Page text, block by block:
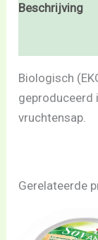
Beschrijving
Biologisch
geproduceerd
vruchtensap.
Gerelateerde